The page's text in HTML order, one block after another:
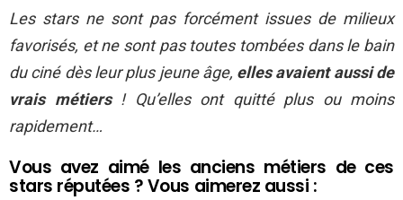
Les stars ne sont pas forcément issues de milieux
favorisés, et ne sont pas toutes tombées dans le bain
du ciné dès leur plus jeune âge, elles avaient aussi de
vrais métiers! Qu’elles ont quitté plus ou moins
rapidement…
Vous avez aimé les anciens métiers de ces
stars réputées ? Vous aimerez aussi :